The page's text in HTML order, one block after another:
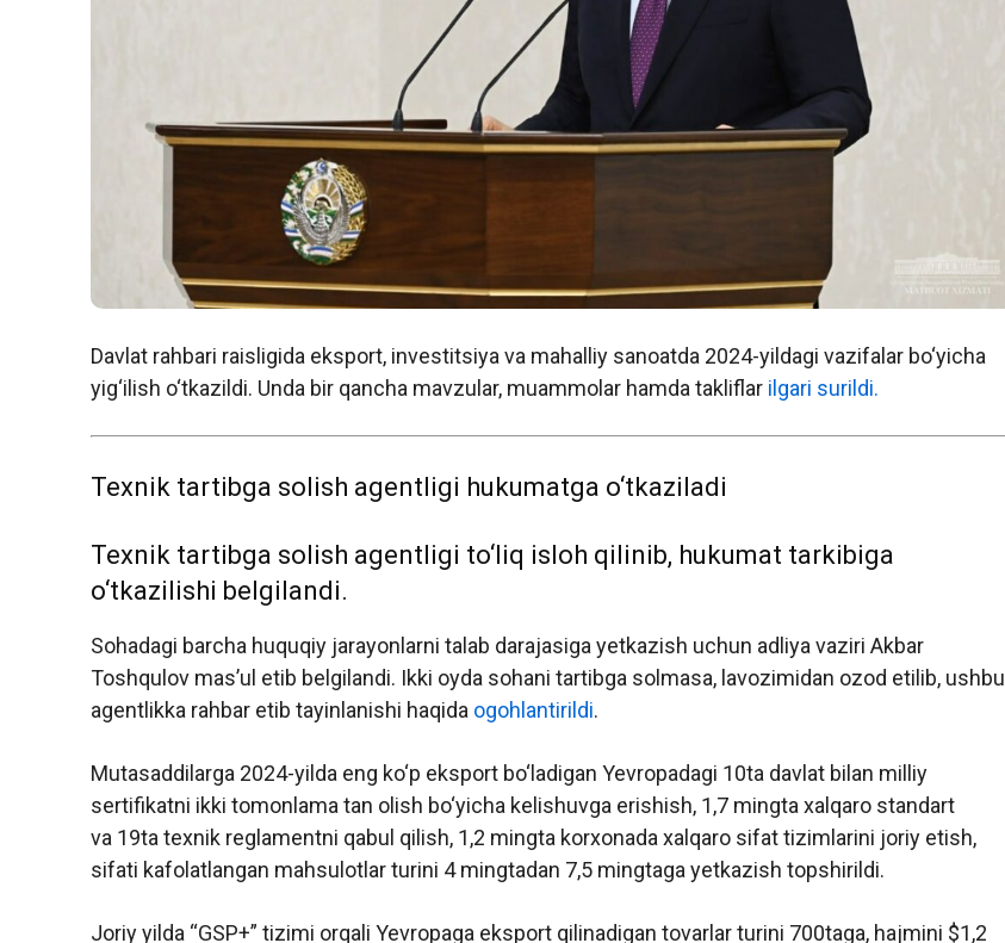
Davlat rahbari raisligida eksport, investitsiya va mahalliy sanoatda 2024-yildagi vazifalar bo‘yicha
yig‘ilish o‘tkazildi. Unda bir qancha mavzular, muammolar hamda takliflar ilgari surildi.
Texnik tartibga solish agentligi hukumatga o‘tkaziladi
Texnik tartibga solish agentligi to‘liq isloh qilinib, hukumat tarkibiga
o‘tkazilishi belgilandi.
Sohadagi barcha huquqiy jarayonlarni talab darajasiga yetkazish uchun adliya vaziri Akbar
Toshqulov mas’ul etib belgilandi. Ikki oyda sohani tartibga solmasa, lavozimidan ozod etilib, ushbu
agentlikka rahbar etib tayinlanishi haqida ogohlantirildi.
Mutasaddilarga 2024-yilda eng ko‘p eksport bo‘ladigan Yevropadagi 10ta davlat bilan milliy
sertifikatni ikki tomonlama tan olish bo‘yicha kelishuvga erishish, 1,7 mingta xalqaro standart
va 19ta texnik reglamentni qabul qilish, 1,2 mingta korxonada xalqaro sifat tizimlarini joriy etish,
sifati kafolatlangan mahsulotlar turini 4 mingtadan 7,5 mingtaga yetkazish topshirildi.
Joriy yilda “GSP+” tizimi orqali Yevropaga eksport qilinadigan tovarlar turini 700taga, hajmini $1,2